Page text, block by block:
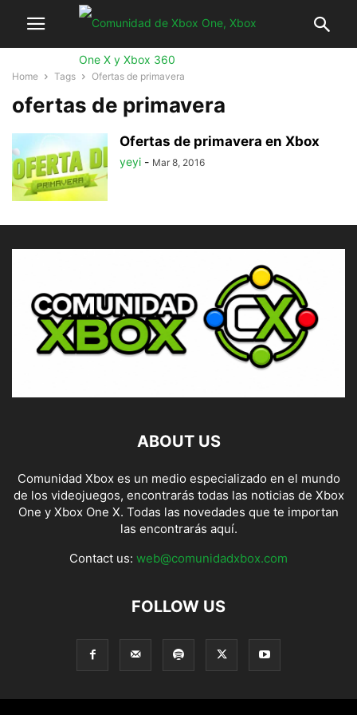
Home Tags Ofertas de primavera
ofertas de primavera
Ofertas de primavera en Xbox
yeyi - Mar 8, 2016
ABOUT US
Comunidad Xbox es un medio especializado en el mundo
de los videojuegos, encontrarás todas las noticias de Xbox
One y Xbox One X. Todas las novedades que te importan
las encontrarás aquí.
Contact us: web@comunidadxbox.com
FOLLOW US